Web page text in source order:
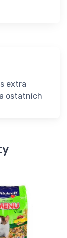
extra
ostatních